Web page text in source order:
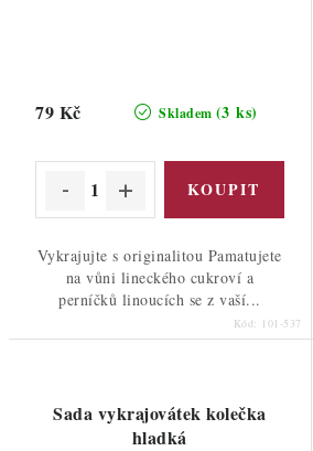
Skladem (3 ks)
79 Kč
Vykrajujte s originalitou Pamatujete
na vůni lineckého cukroví a
perníčků linoucích se z vaší...
Kód: 101-537
Sada vykrajovátek kolečka
hladká